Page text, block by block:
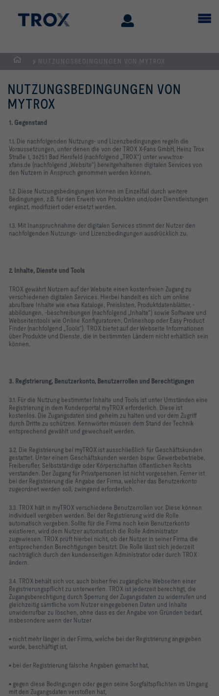
Home
NUTZUNGSBEDINGUNGEN VON MYTROX
NUTZUNGSBEDINGUNGEN VON
MYTROX
1. Gegenstand
1.1. Die nachfolgenden Nutzungs- und Lizenzbedingungen regeln die
Voraussetzungen, unter denen die von der TROX X-Fans GmbH, Heinz Trox
Straße 1, 36251 Bad Hersfeld (nachfolgend „TROX“) unterwww.trox-
xfans.de (nachfolgend „Website“) bereitgehaltenen digitalen Services von
den Nutzern in Anspruch genommen werden können.
1.2. Diese Nutzungsbedingungen können im Einzelfall durch weitere
Bedingungen, z.B. für den Erwerb von Produkten und/oder Dienstleistungen
ergänzt, modifiziert oder ersetzt werden.
1.3. Mit Inanspruchnahme der digitalen Services stimmt der Nutzer den
nachfolgenden Nutzungs- und Lizenzbedingungen ausdrücklich zu.
2. Inhalte, Dienste und Tools
TROX gewährt Nutzern auf der Website einen kostenfreien Zugang zu
verschiedenen digitalen Services. Hierbei handelt es sich um online
abrufbare Inhalte wie etwa Kataloge, Preislisten, Produktdatenblätter, -
abbildungen, -beschreibungen (nachfolgend „Inhalte“) sowie Software und
Webseitentools wie Online Konfiguratoren, Onlineshop oder Easy Product
Finder (nachfolgend „Tools“). TROX bietet auf der Webseite Informationen
über Produkte und Dienste, die in bestimmten Ländern nicht erhältlich sein
können.
3. Registrierung, Benutzerkonto, Benutzerrollen und Berechtigungen
3.1. Für die Nutzung bestimmter Inhalte und Tools ist unter Umständen eine
Registrierung in dem Kundenportal myTROX erforderlich. Diese ist
kostenlos. Die Zugangsdaten sind geheim zu halten und vor dem Zugriff
durch Dritte zu schützen. Kennwörter müssen dem Stand der Technik
entsprechend gewählt und gewechselt werden.
3.2. Die Registrierung bei myTROX ist ausschließlich für Geschäftskunden
gestattet. Unter einem Geschäftskunden werden bspw. Gewerbebetriebe,
Freiberufler, Selbstständige oder Körperschaften öffentlichen Rechts
verstanden. Der Zugang für Privatpersonen ist nicht vorgesehen. Ferner ist
bei der Registrierung die Angabe der Firma, welcher das Benutzerkonto
zugeordnet werden soll, zwingend erforderlich.
3.3. TROX hält in myTROX verschiedene Benutzerrollen vor. Diese können
individuell vergeben werden. Bei der Registrierung wird die Rolle
automatisch vergeben. Sollte für die Firma noch kein Benutzerkonto
existieren, wird dem Nutzer automatisch die Rolle Administrator
zugewiesen. TROX prüft hierbei nicht, ob der Nutzer in seiner Firma die
entsprechenden Berechtigungen besitzt. Die Rolle lässt sich jederzeit
nachträglich durch den kundenseitigen Administrator oder durch TROX
ändern.
3.4. TROX behält sich vor, auch bisher frei zugängliche Webseiten einer
Registrierungspflicht zu unterwerfen. TROX ist jederzeit berechtigt, die
Zugangsberechtigung durch Sperrung der Zugangsdaten zu widerrufen und
gleichzeitig sämtliche vom Nutzer eingegebenen Daten und Inhalte
unwiderrufbar zu löschen, ohne dass es der Angabe von Gründen bedarf,
insbesondere wenn der Nutzer
• nicht mehr länger in der Firma, welche bei der Registrierung angegeben
wurde, beschäftigt ist,
• bei der Registrierung falsche Angaben gemacht hat,
• gegen diese Bedingungen oder gegen seine Sorgfaltspflichten im Umgang
mit den Zugangsdaten verstoßen hat,